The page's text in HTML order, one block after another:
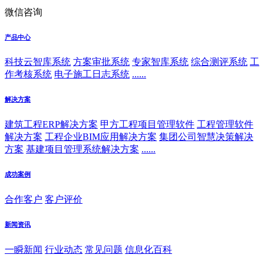
微信咨询
产品中心
科技云智库系统 方案审批系统 专家智库系统 综合测评系统 工
作考核系统 电子施工日志系统 ......
解决方案
建筑工程ERP解决方案 甲方工程项目管理软件 工程管理软件
解决方案 工程企业BIM应用解决方案 集团公司智慧决策解决
方案 基建项目管理系统解决方案 ......
成功案例
合作客户 客户评价
新闻资讯
一瞬新闻 行业动态 常见问题 信息化百科